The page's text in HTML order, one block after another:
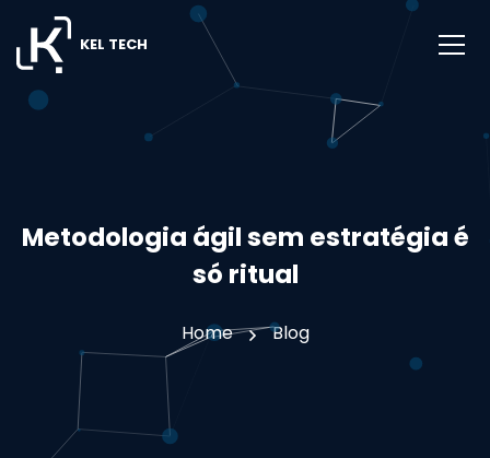
KEL TECH
Metodologia ágil sem estratégia é
só ritual
Home Blog